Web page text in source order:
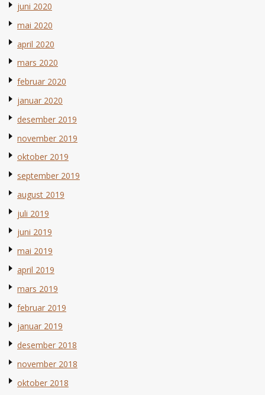
juni 2020
mai 2020
april 2020
mars 2020
februar 2020
januar 2020
desember 2019
november 2019
oktober 2019
september 2019
august 2019
juli 2019
juni 2019
mai 2019
april 2019
mars 2019
februar 2019
januar 2019
desember 2018
november 2018
oktober 2018